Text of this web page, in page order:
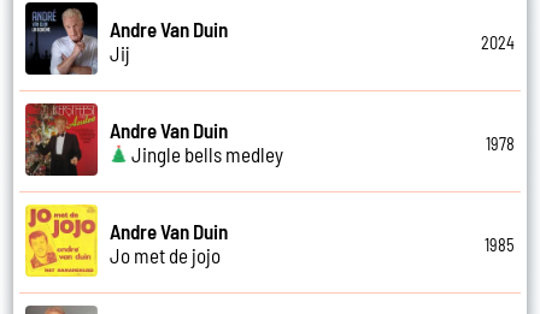
Andre Van Duin
Jij
2024
Andre Van Duin
Jingle bells medley
1978
Andre Van Duin
Jo met de jojo
1985